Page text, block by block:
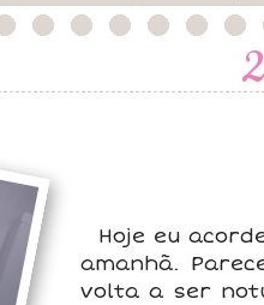
Hoje eu
amanhã.
volta a ser